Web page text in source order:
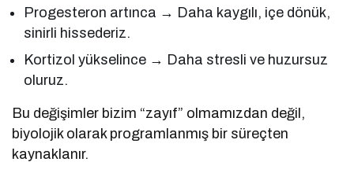
Progesteron artınca → Daha kaygılı, içe dönük,
sinirli hissederiz.
Kortizol yükselince → Daha stresli ve huzursuz
oluruz.
Bu değişimler bizim “zayıf” olmamızdan değil,
biyolojik olarak programlanmış bir süreçten
kaynaklanır.